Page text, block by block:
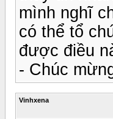
mình nghĩ
có thể tổ
được điều
- Chúc
Vinhxena